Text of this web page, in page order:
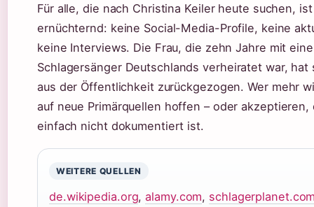
Für alle, die nach Christina Keiler heute suchen,
ernüchternd: keine Social-Media-Profile, keine
keine Interviews. Die Frau, die zehn Jahre mit
Schlagersänger Deutschlands verheiratet war,
aus der Öffentlichkeit zurückgezogen. Wer mehr
auf neue Primärquellen hoffen – oder akzeptieren,
einfach nicht dokumentiert ist.
WEITERE QUELLEN
de.wikipedia.org,alamy.com,